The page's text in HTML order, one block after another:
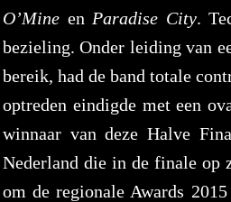
O’Mine en Paradise City.
bezieling. Onder leiding van
bereik, had de band totale
optreden eindigde met een
winnaar van deze Halve
Nederland die in de finale op
om de regionale Awards